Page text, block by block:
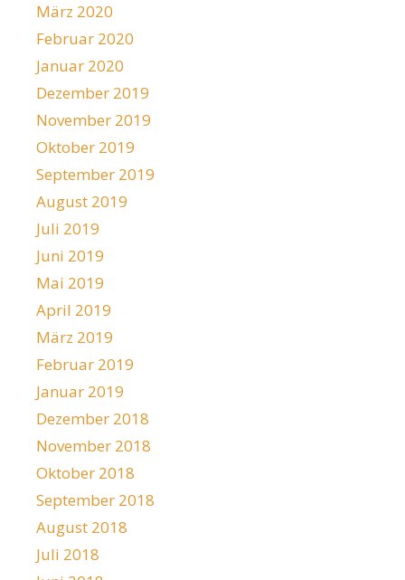
März 2020
Februar 2020
Januar 2020
Dezember 2019
November 2019
Oktober 2019
September 2019
August 2019
Juli 2019
Juni 2019
Mai 2019
April 2019
März 2019
Februar 2019
Januar 2019
Dezember 2018
November 2018
Oktober 2018
September 2018
August 2018
Juli 2018